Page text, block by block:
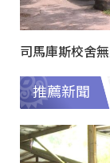
司馬庫斯校舍
推薦新聞